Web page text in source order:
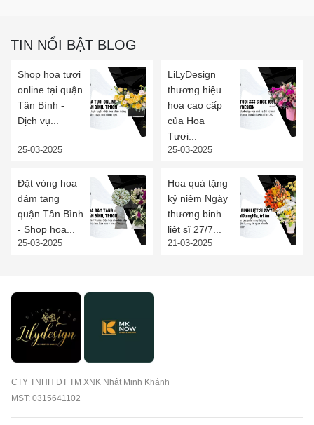
TIN NỔI BẬT BLOG
Shop hoa tươi
online tại quận
Tân Bình -
Dịch vụ...
25-03-2025
LiLyDesign
thương hiệu
hoa cao cấp
của Hoa
Tươi...
25-03-2025
Đặt vòng hoa
đám tang
quận Tân Bình
- Shop hoa...
25-03-2025
Hoa quà tặng
kỷ niệm Ngày
thương binh
liệt sĩ 27/7...
21-03-2025
CTY TNHH ĐT TM XNK Nhật Minh Khánh
MST: 0315641102